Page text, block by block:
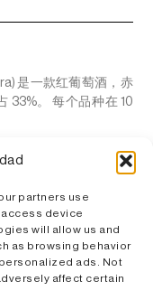
partners use
device
will allow us and
as browsing behavior
ads. Not
affect certain
是一款红葡萄酒，赤
33%。 每个品种在 10
、33% 添普兰尼洛
12 个月
味，还有辛辣味。